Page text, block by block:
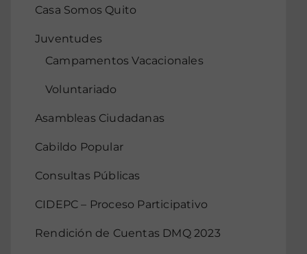
Casa Somos Quito
Juventudes
Campamentos Vacacionales
Voluntariado
Asambleas Ciudadanas
Cabildo Popular
Consultas Públicas
CIDEPC – Proceso Participativo
Rendición de Cuentas DMQ 2023